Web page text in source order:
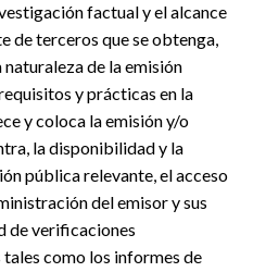
factual y el alcance
de terceros que se obtenga,
de la emisión
y prácticas en la
y coloca la emisión y/o
la disponibilidad y la
pública relevante, el acceso
del emisor y sus
de verificaciones
como los informes de